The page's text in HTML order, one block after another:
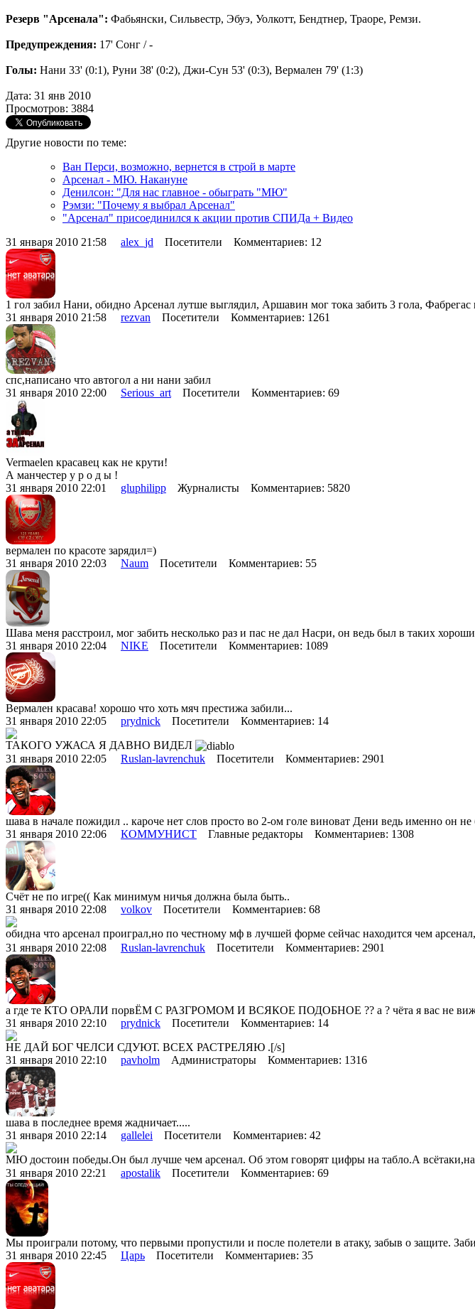
Резерв "Арсенала": Фабьянски, Сильвестр, Эбуэ, Уолкотт, Бендтнер, Траоре, Ремзи.
Предупреждения: 17' Сонг / -
Голы: Нани 33' (0:1), Руни 38' (0:2), Джи-Сун 53' (0:3), Вермален 79' (1:3)
Дата: 31 янв 2010
Просмотров: 3884
Другие новости по теме:
Ван Перси, возможно, вернется в строй в марте
Арсенал - МЮ. Накануне
Денилсон: "Для нас главное - обыграть "МЮ"
Рэмзи: "Почему я выбрал Арсенал"
"Арсенал" присоединился к акции против СПИДа + Видео
31 января 2010 21:58 alex_jd Посетители Комментариев: 12
1 гол забил Нани, обидно Арсенал лутше выглядил, Аршавин мог тока забить 3 гола,
31 января 2010 21:58 rezvan Посетители Комментариев: 1261
спс,написано что автогол а ни нани забил
31 января 2010 22:00 Serious_art Посетители Комментариев: 69
Vermaelen красавец как не крути!
А манчестер у р о д ы !
31 января 2010 22:01 gluphilipp Журналисты Комментариев: 5820
вермален по красоте зарядил=)
31 января 2010 22:03 Naum Посетители Комментариев: 55
Шава меня расстроил, мог забить несколько раз и пас не дал Насри, он ведь был в таких
31 января 2010 22:04 NIKE Посетители Комментариев: 1089
Вермален красава! хорошо что хоть мяч престижа забили...
31 января 2010 22:05 prydnick Посетители Комментариев: 14
ТАКОГО УЖАСА Я ДАВНО ВИДЕЛ
31 января 2010 22:05 Ruslan-lavrenchuk Посетители Комментариев: 2901
шава в начале пожидил .. кароче нет слов просто во 2-ом голе виноват Дени ведь именно он
31 января 2010 22:06 КОММУНИСТ Главные редакторы Комментариев: 1308
Счёт не по игре(( Как минимум ничья должна была быть..
31 января 2010 22:08 volkov Посетители Комментариев: 68
обидна что арсенал проиграл,но по честному мф в лучшей форме сейчас находится чем
31 января 2010 22:08 Ruslan-lavrenchuk Посетители Комментариев: 2901
а где те КТО ОРАЛИ порвЁМ С РАЗГРОМОМ И ВСЯКОЕ ПОДОБНОЕ ?? а ? чёта я вас не
31 января 2010 22:10 prydnick Посетители Комментариев: 14
НЕ ДАЙ БОГ ЧЕЛСИ СДУЮТ. ВСЕХ РАСТРЕЛЯЮ .[/s]
31 января 2010 22:10 pavholm Администраторы Комментариев: 1316
шава в последнее время жадничает.....
31 января 2010 22:14 gallelei Посетители Комментариев: 42
МЮ достоин победы.Он был лучше чем арсенал. Об этом говорят цифры на табло.А
31 января 2010 22:21 apostalik Посетители Комментариев: 69
Мы проиграли потому, что первыми пропустили и после полетели в атаку, забыв о защите.
31 января 2010 22:45 Царь Посетители Комментариев: 35